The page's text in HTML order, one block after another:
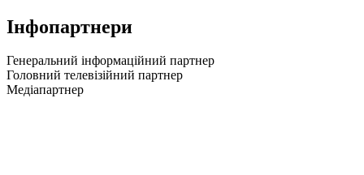
Інфопартнери
Генеральний інформаційний партнер
Головний телевізійний партнер
Медіапартнер